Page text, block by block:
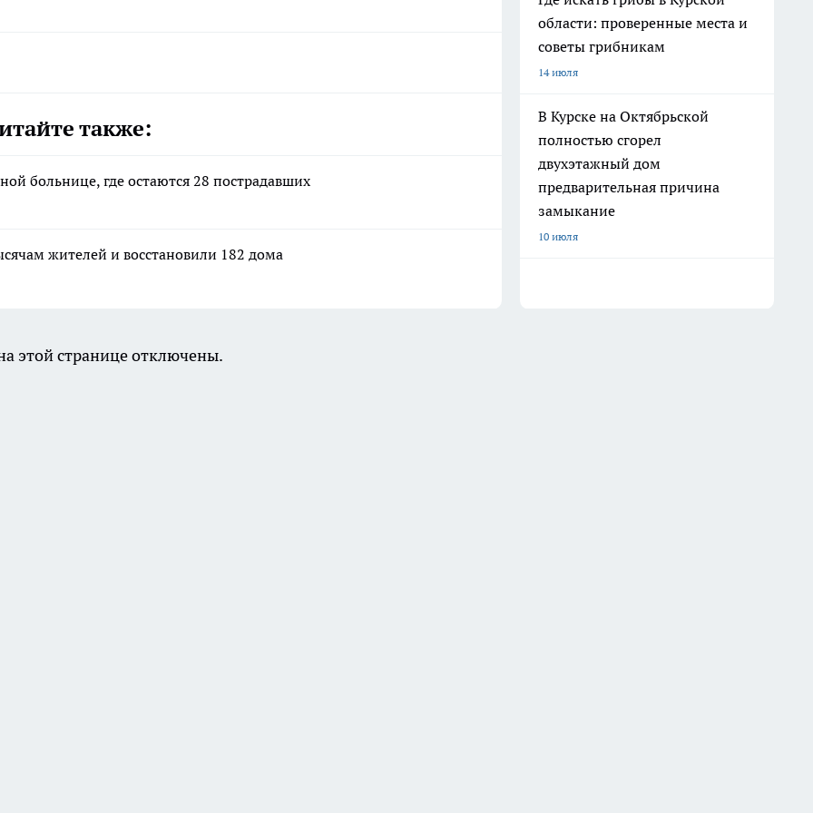
также:
больнице, где остаются 28 пострадавших
жителей и восстановили 182 дома
области: проверенные места и
советы грибникам
14 июля
В Курске на Октябрьской
полностью сгорел
двухэтажный дом
предварительная причина
замыкание
10 июля
этой странице отключены.